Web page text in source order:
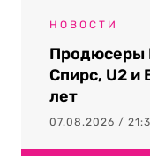
НОВОСТИ
Продюсеры
Спирс, U2 и
лет
07.08.2026 /